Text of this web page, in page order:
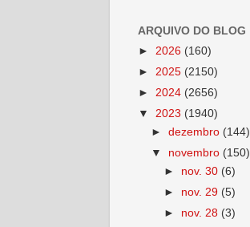
ARQUIVO DO BLOG
► 2026 (160)
► 2025 (2150)
► 2024 (2656)
▼ 2023 (1940)
►dezembro (144)
▼ novembro (150)
► nov. 30 (6)
► nov. 29 (5)
► nov. 28 (3)